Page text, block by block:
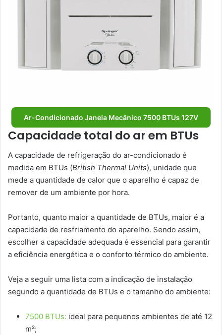
Ar-Condicionado Janela Mecânico 7500 BTUs 127V
Capacidade total do ar em BTUs
A capacidade de refrigeração do ar-condicionado é
medida em BTUs (British Thermal Units), unidade que
mede a quantidade de calor que o aparelho é capaz de
remover de um ambiente por hora.
Portanto, quanto maior a quantidade de BTUs, maior é a
capacidade de resfriamento do aparelho. Sendo assim,
escolher a capacidade adequada é essencial para garantir
a eficiência energética e o conforto térmico do ambiente.
Veja a seguir uma lista com a indicação de instalação
segundo a quantidade de BTUs e o tamanho do ambiente:
7500 BTUs: ideal para pequenos ambientes de até 12
m²;